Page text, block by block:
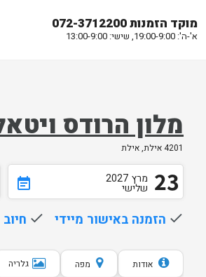
מוקד הזמנות 072-3712200
א'-ה': 19:00-9:00, שישי: 13:00-9:00
מלון הרודס
4201 אילת, אילת
event_note 23 מרץ 2027
שלישי
done הזמנה באישור מיידי done
אודות מפה גלריה